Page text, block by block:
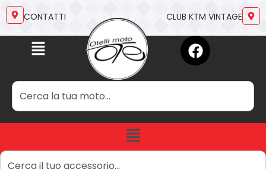
CONTATTI CLUB KTM VINTAGE